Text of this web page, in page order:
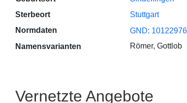
Sterbeort
Stuttgart
Normdaten
GND:
Namensvarianten
Römer, Gottlob
Vernetzte Angebote